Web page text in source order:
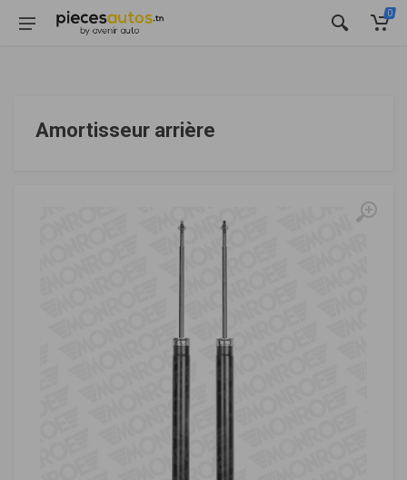
0
Amortisseur arrière